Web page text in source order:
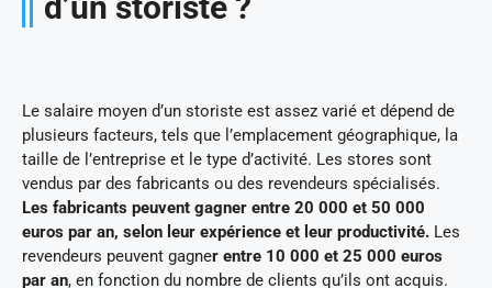
Le salaire moyen d’un storiste est assez varié et dépend de
plusieurs facteurs, tels que l’emplacement géographique, la
taille de l’entreprise et le type d’activité. Les stores sont
vendus par des fabricants ou des revendeurs spécialisés.
Les fabricants peuvent gagner entre 20 000 et 50 000
euros par an, selon leur expérience et leur productivité. Les
revendeurs peuvent gagner entre 10 000 et 25 000 euros
par an, en fonction du nombre de clients qu’ils ont acquis.